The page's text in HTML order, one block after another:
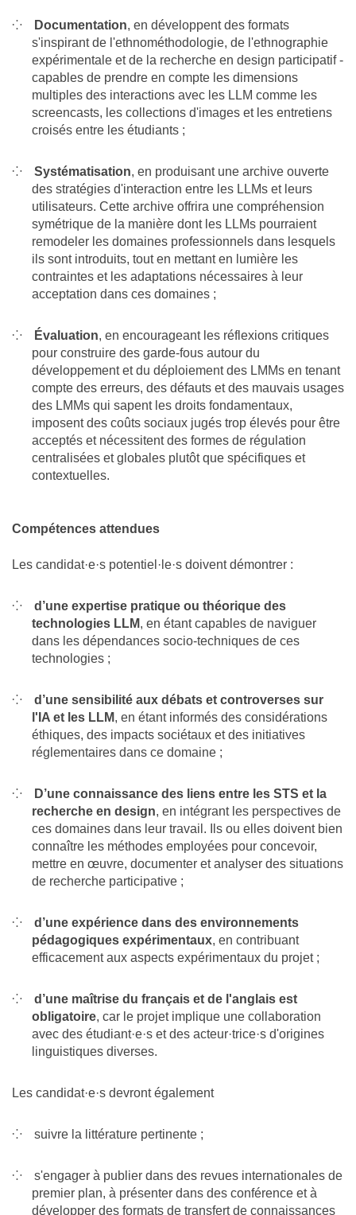
Documentation, en développent des formats
s'inspirant de l'ethnométhodologie, de l'ethnographie
expérimentale et de la recherche en design participatif -
capables de prendre en compte les dimensions
multiples des interactions avec les LLM comme les
screencasts, les collections d'images et les entretiens
croisés entre les étudiants ;
Systématisation, en produisant une archive ouverte
des stratégies d'interaction entre les LLMs et leurs
utilisateurs. Cette archive offrira une compréhension
symétrique de la manière dont les LLMs pourraient
remodeler les domaines professionnels dans lesquels
ils sont introduits, tout en mettant en lumière les
contraintes et les adaptations nécessaires à leur
acceptation dans ces domaines ;
Évaluation, en encourageant les réflexions critiques
pour construire des garde-fous autour du
développement et du déploiement des LMMs en tenant
compte des erreurs, des défauts et des mauvais usages
des LMMs qui sapent les droits fondamentaux,
imposent des coûts sociaux jugés trop élevés pour être
acceptés et nécessitent des formes de régulation
centralisées et globales plutôt que spécifiques et
contextuelles.
Compétences attendues
Les candidat·e·s potentiel·le·s doivent démontrer :
d’une expertise pratique ou théorique des
technologies LLM, en étant capables de naviguer
dans les dépendances socio-techniques de ces
technologies ;
d’une sensibilité aux débats et controverses sur
l'IA et les LLM, en étant informés des considérations
éthiques, des impacts sociétaux et des initiatives
réglementaires dans ce domaine ;
D’une connaissance des liens entre les STS et la
recherche en design, en intégrant les perspectives de
ces domaines dans leur travail. Ils ou elles doivent bien
connaître les méthodes employées pour concevoir,
mettre en œuvre, documenter et analyser des situations
de recherche participative ;
d’une expérience dans des environnements
pédagogiques expérimentaux, en contribuant
efficacement aux aspects expérimentaux du projet ;
d’une maîtrise du français et de l'anglais est
obligatoire, car le projet implique une collaboration
avec des étudiant·e·s et des acteur·trice·s d'origines
linguistiques diverses.
Les candidat·e·s devront également
suivre la littérature pertinente ;
s'engager à publier dans des revues internationales de
premier plan, à présenter dans des conférence et à
développer des formats de transfert de connaissances